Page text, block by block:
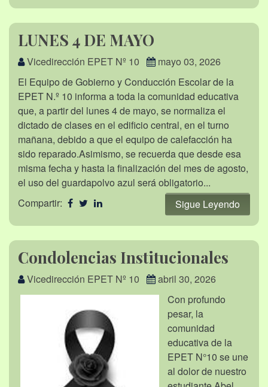
LUNES 4 DE MAYO
Vicedirección EPET Nº 10
mayo 03, 2026
El Equipo de Gobierno y Conducción Escolar de la
EPET N.º 10 informa a toda la comunidad educativa
que, a partir del lunes 4 de mayo, se normaliza el
dictado de clases en el edificio central, en el turno
mañana, debido a que el equipo de calefacción ha
sido reparado.Asimismo, se recuerda que desde esa
misma fecha y hasta la finalización del mes de agosto,
el uso del guardapolvo azul será obligatorio...
Compartir:
Sigue Leyendo
Condolencias Institucionales
Vicedirección EPET Nº 10
abril 30, 2026
Con profundo
pesar, la
comunidad
educativa de la
EPET N°10 se une
al dolor de nuestro